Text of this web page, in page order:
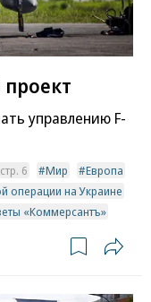
управлению F-
6 Мир
Европа
операции на Украине
«Коммерсантъ»